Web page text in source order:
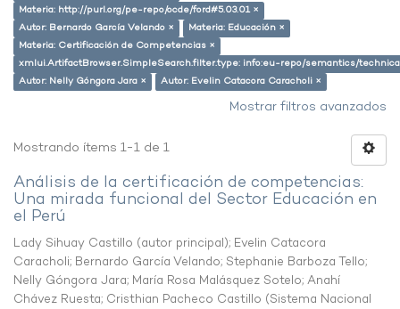
Materia: http://purl.org/pe-repo/ocde/ford#5.03.01 ×
Autor: Bernardo García Velando ×
Materia: Educación ×
Materia: Certificación de Competencias ×
xmlui.ArtifactBrowser.SimpleSearch.filter.type: info:eu-repo/semantics/
Autor: Nelly Góngora Jara ×
Autor: Evelin Catacora Caracholi ×
Mostrar filtros avanzados
Mostrando ítems 1-1 de 1
Análisis de la certificación de competencias:
Una mirada funcional del Sector Educación en
el Perú
Lady Sihuay Castillo (autor principal); Evelin Catacora
Caracholi; Bernardo García Velando; Stephanie Barboza Tello;
Nelly Góngora Jara; María Rosa Malásquez Sotelo; Anahí
Chávez Ruesta; Cristhian Pacheco Castillo (Sistema Nacional